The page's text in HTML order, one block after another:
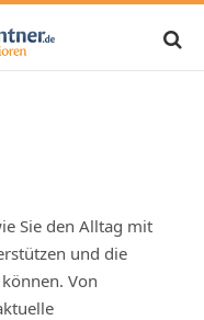
Sie den Alltag mit
und die
Von